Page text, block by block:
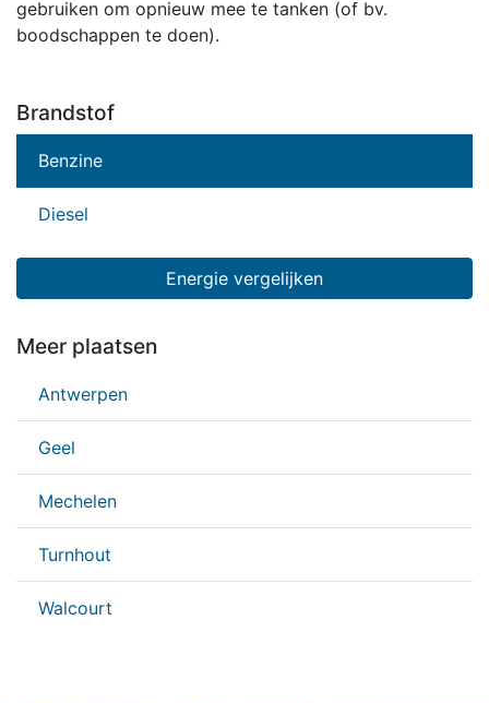
gebruiken om opnieuw mee te tanken (of bv.
boodschappen te doen).
Brandstof
Benzine
Diesel
Energie vergelijken
Meer plaatsen
Antwerpen
Geel
Mechelen
Turnhout
Walcourt